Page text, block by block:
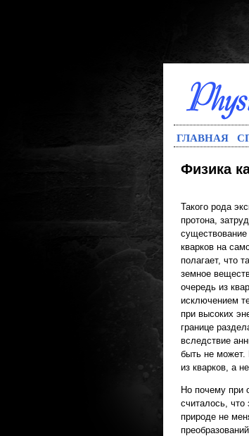
ГЛАВНАЯ
Физика
Такого рода
протона,
существование
кварков на
полагает, что
земное
очередь из
исключением
при высоких
границе
вследствие
быть не может.
из кварков, а
Но почему при
считалось,
природе не